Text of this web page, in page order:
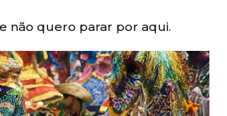
não quero parar por aqui.